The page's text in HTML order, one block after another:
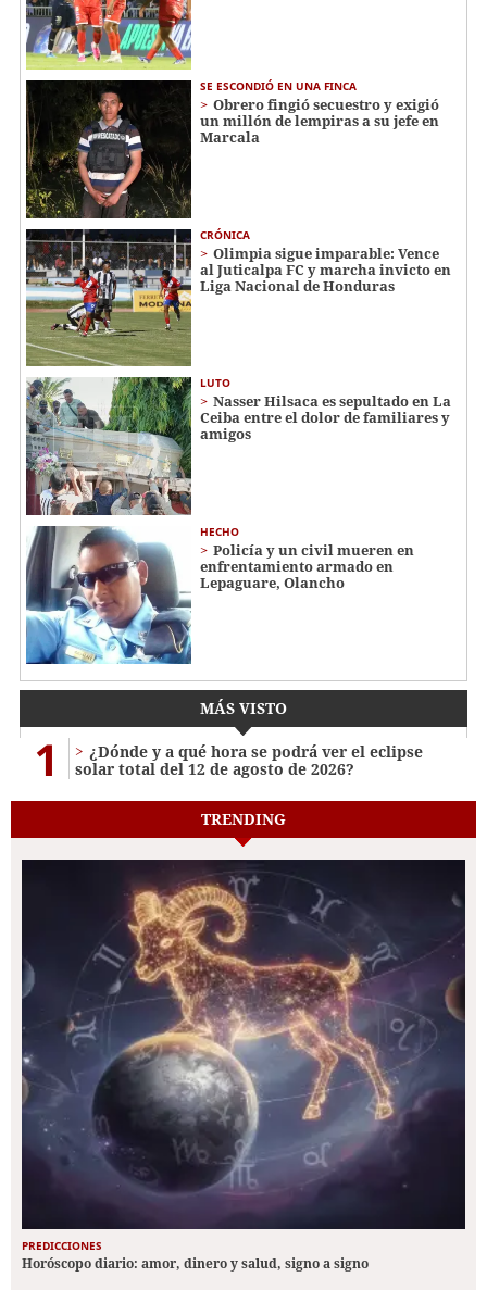
SE ESCONDIÓ EN UNA FINCA
Obrero fingió secuestro y exigió
un millón de lempiras a su jefe en
Marcala
CRÓNICA
Olimpia sigue imparable: Vence
al Juticalpa FC y marcha invicto en
Liga Nacional de Honduras
LUTO
Nasser Hilsaca es sepultado en La
Ceiba entre el dolor de familiares y
amigos
HECHO
Policía y un civil mueren en
enfrentamiento armado en
Lepaguare, Olancho
MÁS VISTO
1
¿Dónde y a qué hora se podrá ver el eclipse
solar total del 12 de agosto de 2026?
TRENDING
PREDICCIONES
Horóscopo diario: amor, dinero y salud, signo a signo